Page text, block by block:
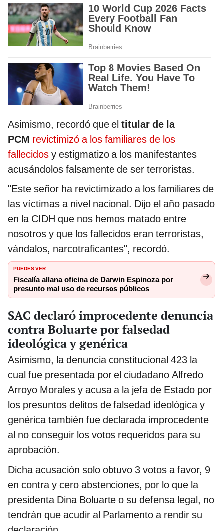
Asimismo, recordó que el titular de la
PCM revictimizó a los familiares de los
fallecidos y estigmatizo a los manifestantes
acusándolos falsamente de ser terroristas.
"Este señor ha revictimizado a los familiares de
las víctimas a nivel nacional. Dijo el año pasado
en la CIDH que nos hemos matado entre
nosotros y que los fallecidos eran terroristas,
vándalos, narcotraficantes", recordó.
PUEDES VER:
Fiscalía allana oficina de Darwin Espinoza por
presunto mal uso de recursos públicos
SAC declaró improcedente denuncia
contra Boluarte por falsedad
ideológica y genérica
Asimismo, la denuncia constitucional 423 la
cual fue presentada por el ciudadano Alfredo
Arroyo Morales y acusa a la jefa de Estado por
los presuntos delitos de falsedad ideológica y
genérica también fue declarada improcedente
al no conseguir los votos requeridos para su
aprobación.
Dicha acusación solo obtuvo 3 votos a favor, 9
en contra y cero abstenciones, por lo que la
presidenta Dina Boluarte o su defensa legal, no
tendrán que acudir al Parlamento a rendir su